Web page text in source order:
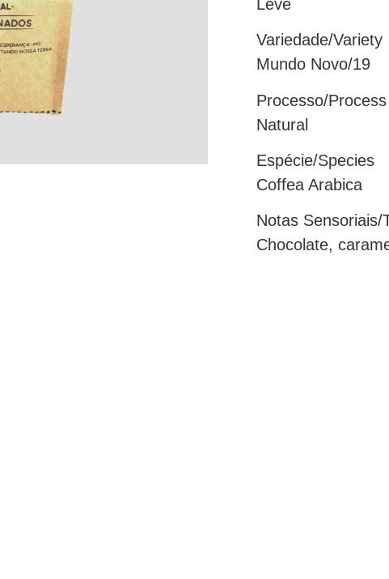
Leve
Variedade/Variety
Mundo Novo/19
Processo/Process
Natural
Espécie/Species
Coffea Arabica
Notas Sensoriais/
Chocolate,